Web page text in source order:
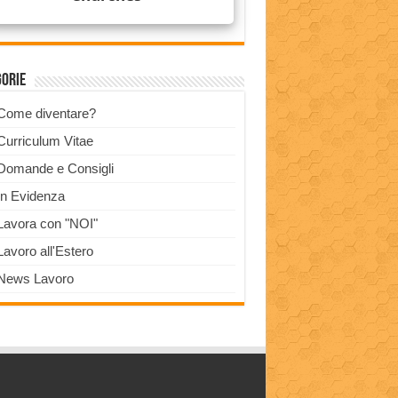
diventare?
Vitae
e Consigli
Evidenza
con "NOI"
all'Estero
Lavoro